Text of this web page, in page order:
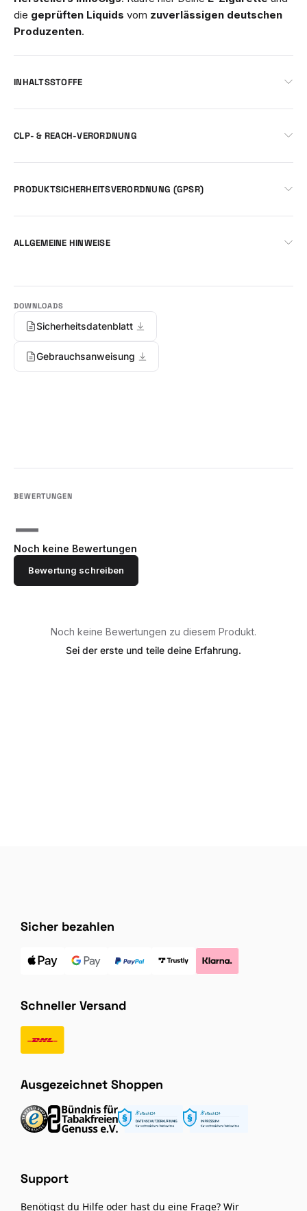
die geprüften Liquids vom zuverlässigen deutschen
Produzenten.
INHALTSSTOFFE
CLP- & REACH-VERORDNUNG
PRODUKTSICHERHEITSVERORDNUNG (GPSR)
ALLGEMEINE HINWEISE
Sicherheitsdatenblatt
Gebrauchsanweisung
—
Noch keine Bewertungen
Bewertung schreiben
Noch keine Bewertungen zu diesem Produkt.
Sei der erste und teile deine Erfahrung.
Sicher bezahlen
Schneller Versand
Ausgezeichnet Shoppen
Support
Benötigst du Hilfe oder hast du eine Frage? Wir